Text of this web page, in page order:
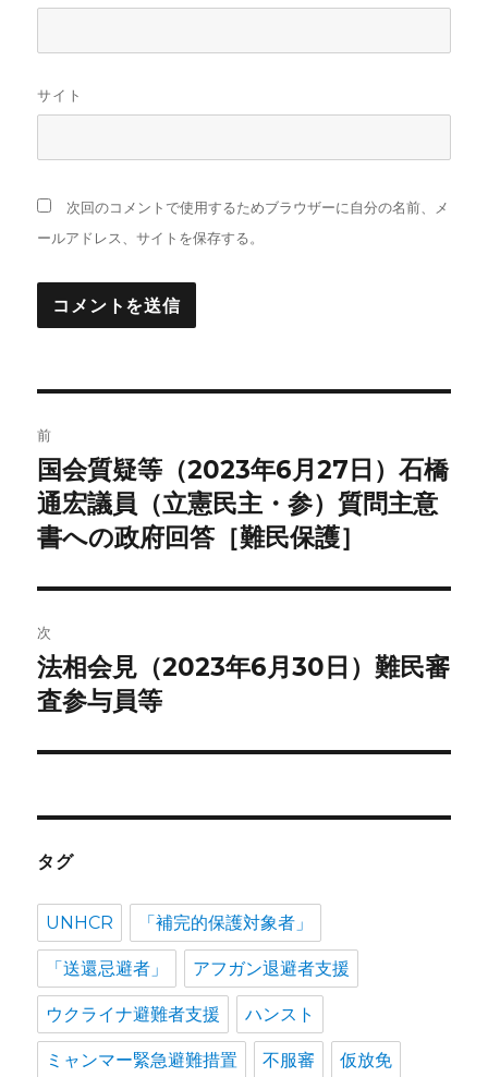
サイト
次回のコメントで使用するためブラウザーに自分の名前、メ
ールアドレス、サイトを保存する。
稿
ナ
ビ
ゲ
ー
シ
前
前
の
投
国会質疑等（2023年6月27日）石橋
通宏議員（立憲民主・参）質問主意
書への政府回答［難民保護］
次
次
の
稿:
法相会見（2023年6月30日）難民審
査参与員等
タグ
UNHCR 「補完的保護対象者」
「送還忌避者」 アフガン退避者支援
ウクライナ避難者支援 ハンスト
ミャンマー緊急避難措置 不服審 仮放免